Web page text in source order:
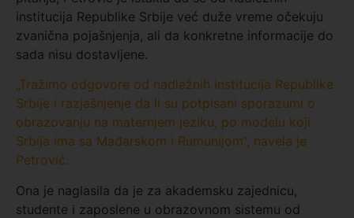
institucija Republike Srbije već duže vreme očekuju
zvanična pojašnjenja, ali da konkretne informacije do
sada nisu dostavljene.
„Tražimo odgovore od nadležnih institucija Republike
Srbije i razjašnjenje da li su potpisani sporazumi o
obrazovanju na maternjem jeziku, po modelu koji
Srbija ima sa Mađarskom i Rumunijom“, navela je
Petrović.
Ona je naglasila da je za akademsku zajednicu,
studente i zaposlene u obrazovnom sistemu od